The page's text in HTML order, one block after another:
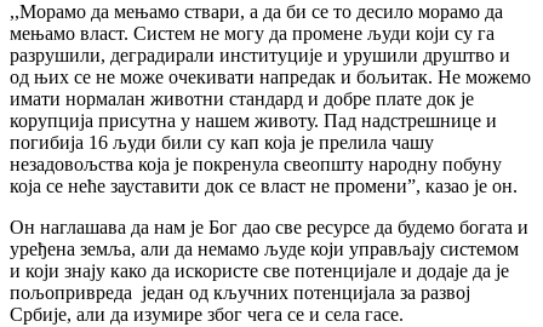
,,Морамо да мењамо ствари, а да би се то десило морамо да
мењамо власт. Систем не могу да промене људи који су га
разрушили, деградирали институције и урушили друштво и
од њих се не може очекивати напредак и бољитак. Не можемо
имати нормалан животни стандард и добре плате док је
корупција присутна у нашем животу. Пад надстрешнице и
погибија 16 људи били су кап која је прелила чашу
незадовољства која је покренула свеопшту народну побуну
која се неће зауставити док се власт не промени”, казао је он.
Он наглашава да нам је Бог дао све ресурсе да будемо богата и
уређена земља, али да немамо људе који управљају системом
и који знају како да искористе све потенцијале и додаје да је
пољопривреда један од кључних потенцијала за развој
Србије, али да изумире због чега се и села гасе.